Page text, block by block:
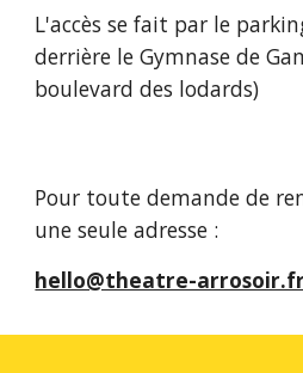
L'accès se fait par le
derrière le Gymnase de
boulevard des lodards)
Pour toute demande de
une seule adresse :
hello@theatre-